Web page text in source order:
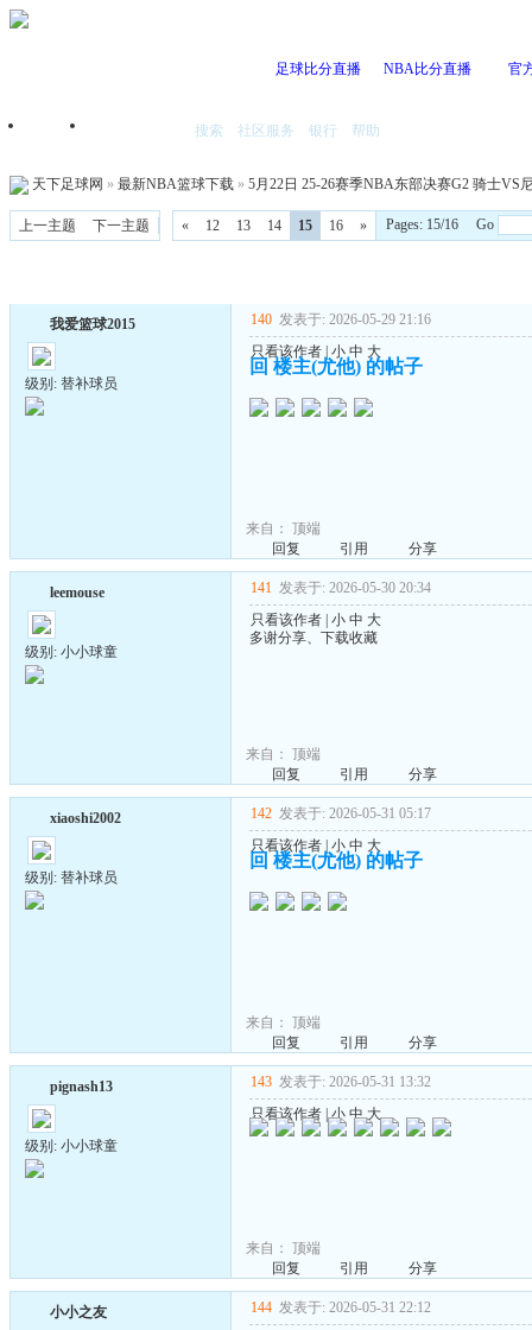
足球比分直播 NBA比分直播 官
首页 搜索 社区服务 银行 帮助
天下足球网 » 最新NBA篮球下载 » 5月22日 25-26赛季NBA东部决赛G2 骑士VS
上一主题 下一主题 « 12 13 14 15 16 » Pages: 15/16 Go
我爱篮球2015
级别: 替补球员
140 发表于: 2026-05-29 21:16
只看该作者 小 中 大
回 楼主(尤他) 的帖子
来自： 顶端
回复
引用 分享
leemouse
级别: 小小球童
141 发表于: 2026-05-30 20:34
只看该作者 小 中 大
多谢分享、下载收藏
来自： 顶端
回复
引用 分享
xiaoshi2002
级别: 替补球员
142 发表于: 2026-05-31 05:17
只看该作者 小 中 大
回 楼主(尤他) 的帖子
来自： 顶端
回复
引用 分享
pignash13
级别: 小小球童
143 发表于: 2026-05-31 13:32
只看该作者 |小 中 大
来自： 顶端
回复
引用 分享
小小之友 144 发表于: 2026-05-31 22:12